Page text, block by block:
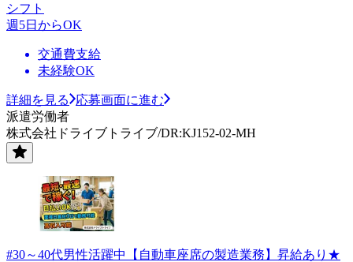
シフト
週5日からOK
交通費支給
未経験OK
詳細を見る
応募画面に進む
派遣労働者
株式会社ドライブトライブ/DR:KJ152-02-MH
#30～40代男性活躍中【自動車座席の製造業務】昇給あり★